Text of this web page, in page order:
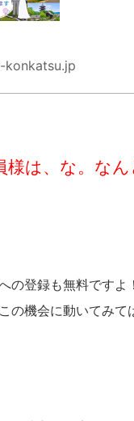
は、な。なん
の登録も無料ですよ
の機会に動いてみて